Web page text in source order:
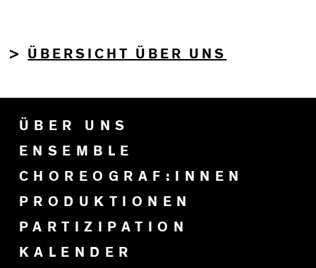
> ÜBERSICHT ÜBER UNS
ÜBER UNS
ENSEMBLE
CHOREOGRAF:INNEN
PRODUKTIONEN
PARTIZIPATION
KALENDER